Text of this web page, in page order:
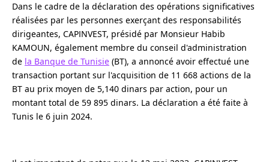
Dans le cadre de la déclaration des opérations significatives
réalisées par les personnes exerçant des responsabilités
dirigeantes, CAPINVEST, présidé par Monsieur Habib
KAMOUN, également membre du conseil d'administration
de la Banque de Tunisie (BT), a annoncé avoir effectué une
transaction portant sur l'acquisition de 11 668 actions de la
BT au prix moyen de 5,140 dinars par action, pour un
montant total de 59 895 dinars. La déclaration a été faite à
Tunis le 6 juin 2024.